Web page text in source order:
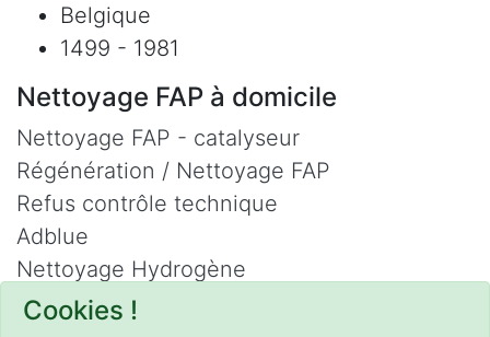
Cookies !
Belgique
1499 - 1981
Nettoyage FAP à domicile
Nettoyage FAP - catalyseur
Régénération / Nettoyage FAP
Refus contrôle technique
Adblue
Nettoyage Hydrogène
Contact